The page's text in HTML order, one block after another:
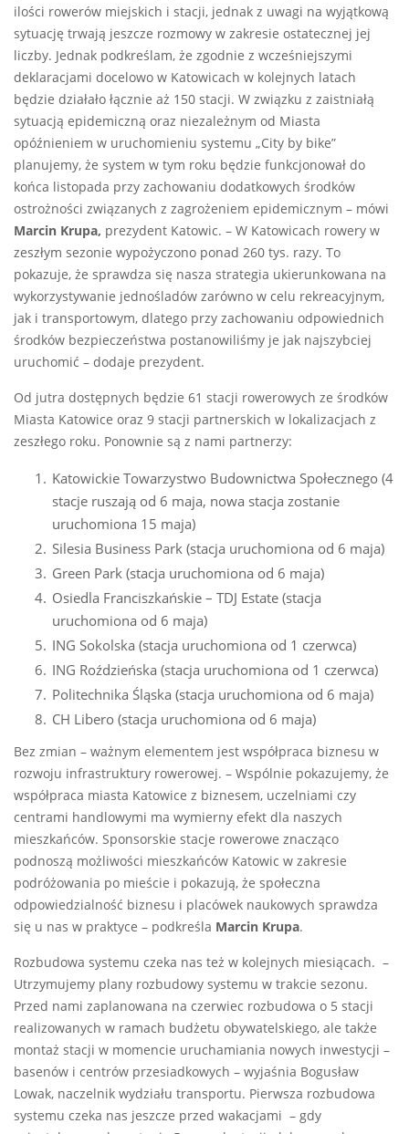
ilości rowerów miejskich i stacji, jednak z uwagi na wyjątkową
sytuację trwają jeszcze rozmowy w zakresie ostatecznej jej
liczby. Jednak podkreślam, że zgodnie z wcześniejszymi
deklaracjami docelowo w Katowicach w kolejnych latach
będzie działało łącznie aż 150 stacji. W związku z zaistniałą
sytuacją epidemiczną oraz niezależnym od Miasta
opóźnieniem w uruchomieniu systemu „City by bike”
planujemy, że system w tym roku będzie funkcjonował do
końca listopada przy zachowaniu dodatkowych środków
ostrożności związanych z zagrożeniem epidemicznym – mówi
Marcin Krupa, prezydent Katowic. – W Katowicach rowery w
zeszłym sezonie wypożyczono ponad 260 tys. razy. To
pokazuje, że sprawdza się nasza strategia ukierunkowana na
wykorzystywanie jednośladów zarówno w celu rekreacyjnym,
jak i transportowym, dlatego przy zachowaniu odpowiednich
środków bezpieczeństwa postanowiliśmy je jak najszybciej
uruchomić – dodaje prezydent.
Od jutra dostępnych będzie 61 stacji rowerowych ze środków
Miasta Katowice oraz 9 stacji partnerskich w lokalizacjach z
zeszłego roku. Ponownie są z nami partnerzy:
Katowickie Towarzystwo Budownictwa Społecznego (4
stacje ruszają od 6 maja, nowa stacja zostanie
uruchomiona 15 maja)
Silesia Business Park (stacja uruchomiona od 6 maja)
Green Park (stacja uruchomiona od 6 maja)
Osiedla Franciszkańskie – TDJ Estate (stacja
uruchomiona od 6 maja)
ING Sokolska (stacja uruchomiona od 1 czerwca)
ING Roździeńska (stacja uruchomiona od 1 czerwca)
Politechnika Śląska (stacja uruchomiona od 6 maja)
CH Libero (stacja uruchomiona od 6 maja)
Bez zmian – ważnym elementem jest współpraca biznesu w
rozwoju infrastruktury rowerowej. – Wspólnie pokazujemy, że
współpraca miasta Katowice z biznesem, uczelniami czy
centrami handlowymi ma wymierny efekt dla naszych
mieszkańców. Sponsorskie stacje rowerowe znacząco
podnoszą możliwości mieszkańców Katowic w zakresie
podróżowania po mieście i pokazują, że społeczna
odpowiedzialność biznesu i placówek naukowych sprawdza
się u nas w praktyce – podkreśla Marcin Krupa.
Rozbudowa systemu czeka nas też w kolejnych miesiącach. –
Utrzymujemy plany rozbudowy systemu w trakcie sezonu.
Przed nami zaplanowana na czerwiec rozbudowa o 5 stacji
realizowanych w ramach budżetu obywatelskiego, ale także
montaż stacji w momencie uruchamiania nowych inwestycji –
basenów i centrów przesiadkowych – wyjaśnia Bogusław
Lowak, naczelnik wydziału transportu. Pierwsza rozbudowa
systemu czeka nas jeszcze przed wakacjami – gdy